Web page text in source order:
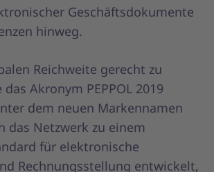
Geschäftsdokumente
hinweg.
Reichweite gerecht zu
Akronym PEPPOL 2019
dem neuen Markennamen
das Netzwerk zu einem
für elektronische
Rechnungsstellung entwickelt,